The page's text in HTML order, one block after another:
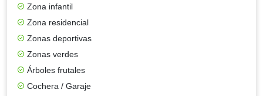
Zona infantil
Zona residencial
Zonas deportivas
Zonas verdes
Árboles frutales
Cochera / Garaje